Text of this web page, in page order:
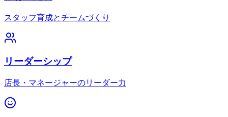
スタッフ育成とチームづくり
リーダーシップ
店長・マネージャーのリーダー力